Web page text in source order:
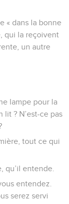
« dans la bonne
qui la reçoivent
un autre
lampe pour la
lit ? N’est-ce pas
tout ce qui
qu’il entende.
entendez.
serez servi